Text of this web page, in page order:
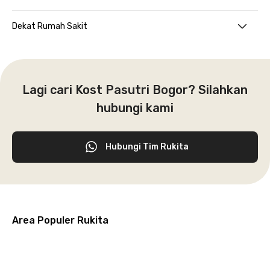
Dekat Rumah Sakit
Lagi cari Kost Pasutri Bogor? Silahkan
hubungi kami
Hubungi Tim Rukita
Area Populer Rukita